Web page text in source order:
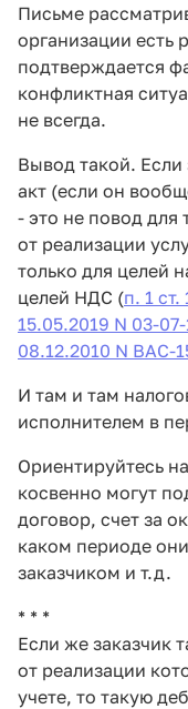
Письме
организации есть
подтверждается
конфликтная
не всегда.
Вывод такой. Если
акт (если он
- это не повод для
от реализации
только для целей
целей НДС (п. 1
15.05.2019 N 03-
08.12.2010 N ВАС-
И там и там
исполнителем в
Ориентируйтесь
косвенно могут
договор, счет за
каком периоде
заказчиком и т.д.
* * *
Если же заказчик
от реализации
учете, то такую